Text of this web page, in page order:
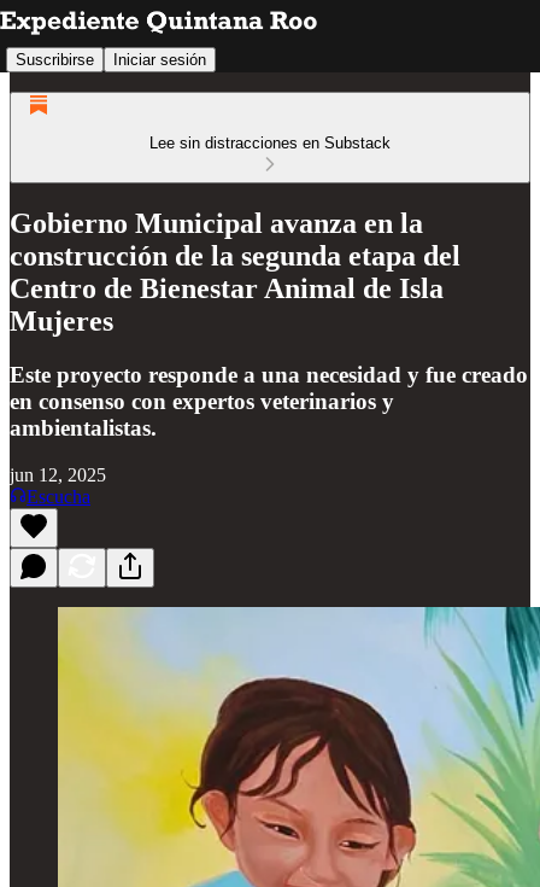
Suscribirse Iniciar sesión
Lee sin distracciones en Substack
Gobierno Municipal avanza en la
construcción de la segunda etapa del
Centro de Bienestar Animal de Isla
Mujeres
Este proyecto responde a una necesidad y fue creado
en consenso con expertos veterinarios y
ambientalistas.
jun 12, 2025
Escucha